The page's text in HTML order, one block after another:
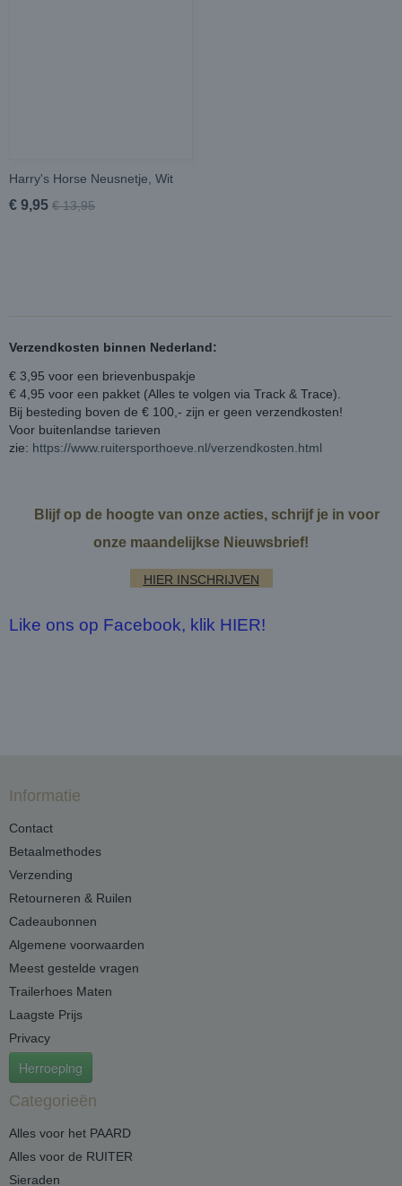
Harry's Horse Neusnetje, Wit
€ 9,95 € 13,95
Verzendkosten binnen Nederland:
€ 3,95 voor een brievenbuspakje
€ 4,95 voor een pakket (Alles te volgen via Track & Trace).
Bij besteding boven de € 100,- zijn er geen verzendkosten!
Voor buitenlandse tarieven
zie: https://www.ruitersporthoeve.nl/verzendkosten.html
Blijf op de hoogte van onze acties, schrijf je in voor
onze maandelijkse Nieuwsbrief!
HIER INSCHRIJVEN
Like ons op Facebook, klik HIER!
Informatie
Contact
Betaalmethodes
Verzending
Retourneren & Ruilen
Cadeaubonnen
Algemene voorwaarden
Meest gestelde vragen
Trailerhoes Maten
Laagste Prijs
Privacy
Herroeping
Categorieën
Alles voor het PAARD
Alles voor de RUITER
Sieraden